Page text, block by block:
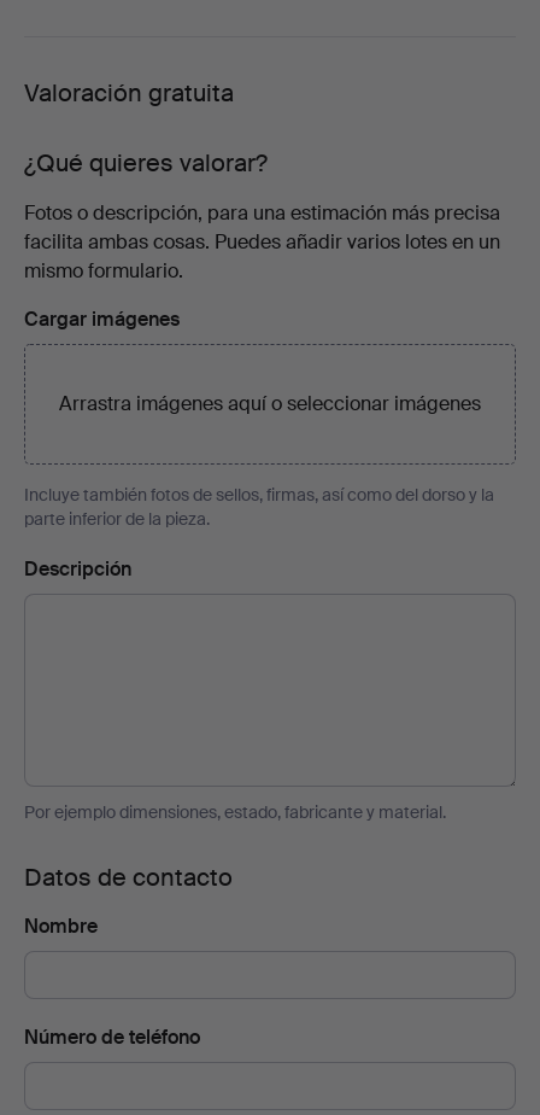
Valoración gratuita
¿Qué quieres valorar?
Fotos o descripción, para una estimación más precisa
facilita ambas cosas. Puedes añadir varios lotes en un
mismo formulario.
Cargar imágenes
Arrastra imágenes aquí oseleccionar imágenes
Incluye también fotos de sellos, firmas, así como del dorso y la
parte inferior de la pieza.
Descripción
Por ejemplo dimensiones, estado, fabricante y material.
Datos de contacto
Nombre
Número de teléfono